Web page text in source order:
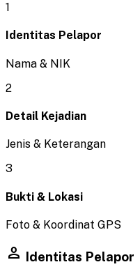
1
Identitas Pelapor
Nama & NIK
2
Detail Kejadian
Jenis & Keterangan
3
Bukti & Lokasi
Foto & Koordinat GPS
person Identitas Pelapor